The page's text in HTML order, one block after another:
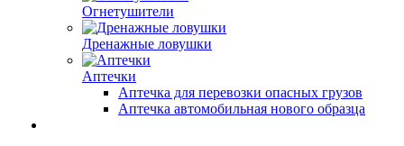
Огнетушители
Дренажные ловушки
Аптечки
Аптечка для перевозки опасных грузов
Аптечка автомобильная нового образца